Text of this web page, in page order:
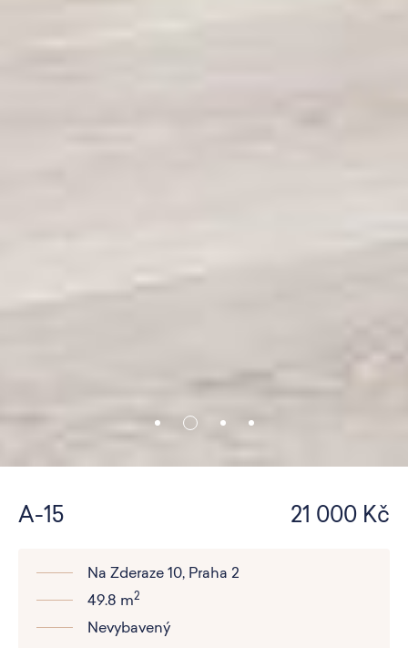
A-15 21 000 Kč
Na Zderaze 10, Praha 2
49.8 m2
Nevybavený